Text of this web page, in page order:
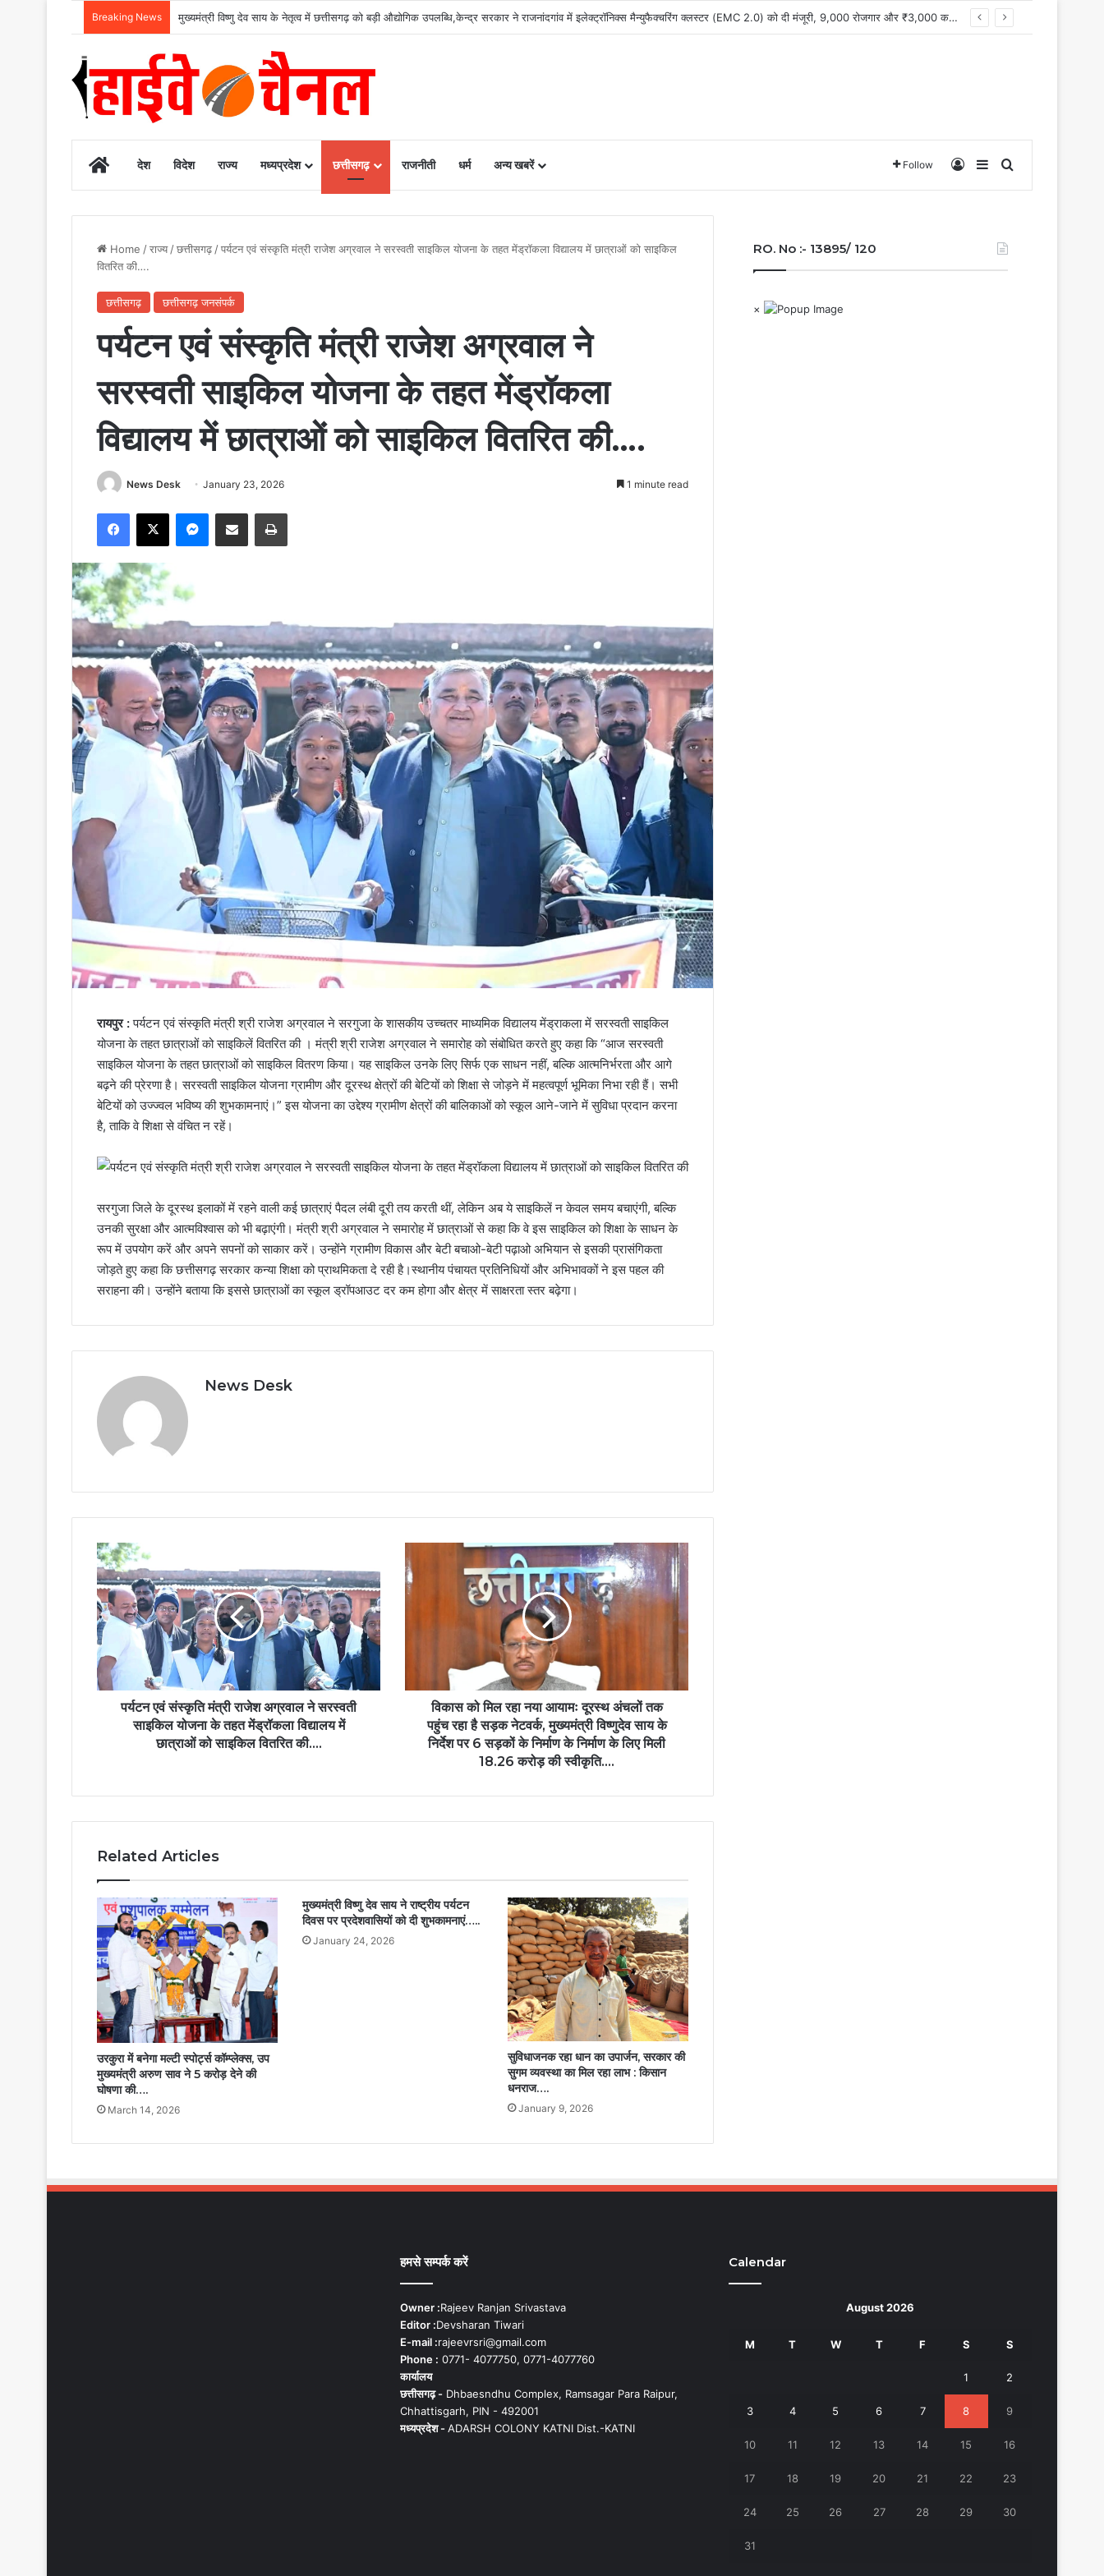
Breaking News मुख्यमंत्री विष्णु देव साय के नेतृत्व में छत्तीसगढ़ को बड़ी औद्योगिक उपलब्धि,केन्द्र सरकार ने राजनांदगांव में इलेक्ट्रॉनिक्स मैन्युफैक्चरिंग क्लस्टर (EMC 2.0) को दी मंजूरी, 9,000 रोजगार और ₹3,000 करोड़ से अधिक निवेश का मार्ग प्रशस्त
Homeदेश विदेश राज्य मध्यप्रदेश छत्तीसगढ़ राजनीती धर्म अन्य खबरें Follow Log InSidebar
Home /राज्य /छत्तीसगढ़ /पर्यटन एवं संस्कृति मंत्री राजेश अग्रवाल ने सरस्वती साइकिल योजना के तहत मेंड्रॉकला विद्यालय में छात्राओं को साइकिल
वितरित की….
छत्तीसगढ़ छत्तीसगढ़ जनसंपर्क
पर्यटन एवं संस्कृति मंत्री राजेश अग्रवाल ने
सरस्वती साइकिल योजना के तहत मेंड्रॉकला
विद्यालय में छात्राओं को साइकिल वितरित की….
News Desk January 23, 2026 1 minute read
Facebook
X Messenger
Share via Email Print
रायपुर :पर्यटन एवं संस्कृति मंत्री श्री राजेश अग्रवाल ने सरगुजा के शासकीय उच्चतर माध्यमिक विद्यालय मेंड्राकला में सरस्वती साइकिल
योजना के तहत छात्राओं को साइकिलें वितरित की । मंत्री श्री राजेश अग्रवाल ने समारोह को संबोधित करते हुए कहा कि “आज सरस्वती
साइकिल योजना के तहत छात्राओं को साइकिल वितरण किया। यह साइकिल उनके लिए सिर्फ एक साधन नहीं, बल्कि आत्मनिर्भरता और आगे
बढ़ने की प्रेरणा है। सरस्वती साइकिल योजना ग्रामीण और दूरस्थ क्षेत्रों की बेटियों को शिक्षा से जोड़ने में महत्वपूर्ण भूमिका निभा रही हैं। सभी
बेटियों को उज्ज्वल भविष्य की शुभकामनाएं।” इस योजना का उद्देश्य ग्रामीण क्षेत्रों की बालिकाओं को स्कूल आने-जाने में सुविधा प्रदान करना
है, ताकि वे शिक्षा से वंचित न रहें।
सरगुजा जिले के दूरस्थ इलाकों में रहने वाली कई छात्राएं पैदल लंबी दूरी तय करती थीं, लेकिन अब ये साइकिलें न केवल समय बचाएंगी, बल्कि
उनकी सुरक्षा और आत्मविश्वास को भी बढ़ाएंगी। मंत्री श्री अग्रवाल ने समारोह में छात्राओं से कहा कि वे इस साइकिल को शिक्षा के साधन के
रूप में उपयोग करें और अपने सपनों को साकार करें। उन्होंने ग्रामीण विकास और बेटी बचाओ-बेटी पढ़ाओ अभियान से इसकी प्रासंगिकता
जोड़ते हुए कहा कि छत्तीसगढ़ सरकार कन्या शिक्षा को प्राथमिकता दे रही है।स्थानीय पंचायत प्रतिनिधियों और अभिभावकों ने इस पहल की
सराहना की। उन्होंने बताया कि इससे छात्राओं का स्कूल ड्रॉपआउट दर कम होगा और क्षेत्र में साक्षरता स्तर बढ़ेगा।
News Desk
पर्यटन
एवं
संस्कृति
मंत्री
राजेश
अग्रवाल
ने
सरस्वती
साइकिल
को
वितरित
की….
पर्यटन एवं संस्कृति मंत्री राजेश अग्रवाल ने सरस्वती
साइकिल योजना के तहत मेंड्रॉकला विद्यालय में
छात्राओं को साइकिल वितरित की….
को
मिल
तक
साय
पर
सड़कों
विकास को मिल रहा नया आयामः दूरस्थ अंचलों तक
पहुंच रहा है सड़क नेटवर्क, मुख्यमंत्री विष्णुदेव साय के
निर्देश पर 6 सड़कों के निर्माण के निर्माण के लिए मिली
18.26 करोड़ की स्वीकृति….
Related Articles
उरकुरा में बनेगा मल्टी स्पोर्ट्स कॉम्प्लेक्स, उप
मुख्यमंत्री अरुण साव ने 5 करोड़ देने की
घोषणा की….
March 14, 2026
मुख्यमंत्री विष्णु देव साय ने राष्ट्रीय पर्यटन
दिवस पर प्रदेशवासियों को दी शुभकामनाएं…..
January 24, 2026
सुविधाजनक रहा धान का उपार्जन, सरकार की
सुगम व्यवस्था का मिल रहा लाभ : किसान
धनराज….
January 9, 2026
RO. No :- 13895/ 120
×
हमसे सम्पर्क करें
Owner :Rajeev Ranjan Srivastava
Editor :Devsharan Tiwari
E-mail :rajeevrsri@gmail.com
Phone : 0771- 4077750, 0771-4077760
कार्यालय
छत्तीसगढ़ -Dhbaesndhu Complex, Ramsagar Para Raipur,
Chhattisgarh, PIN - 492001
मध्यप्रदेश -ADARSH COLONY KATNI Dist.-KATNI
Calendar
August 2026
M T W T F S S
1 2
3 4 5 6 7 8 9
10 11 12 13 14 15 16
17 18 19 20 21 22 23
24 25 26 27 28 29 30
31